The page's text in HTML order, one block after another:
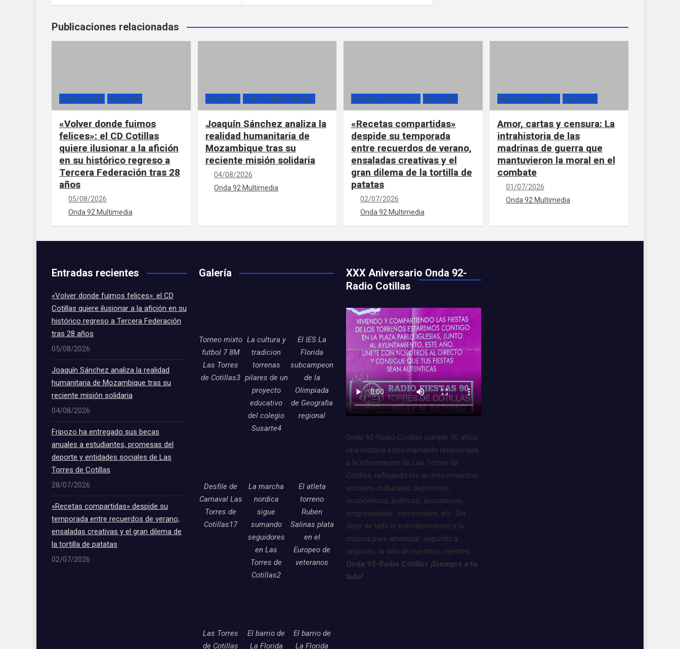
Publicaciones relacionadas
CONTRAGOLPE SECCIONES
«Volver donde fuimos
felices»: el CD Cotillas
quiere ilusionar a la afición
en su histórico regreso a
Tercera Federación tras 28
años
05/08/2026
Onda 92 Multimedia
SECCIONES TIEMPOS DE ESPERANZA
Joaquín Sánchez analiza la
realidad humanitaria de
Mozambique tras su
reciente misión solidaria
04/08/2026
Onda 92 Multimedia
RECETAS COMPARTIDAS SECCIONES
«Recetas compartidas»
despide su temporada
entre recuerdos de verano,
ensaladas creativas y el
gran dilema de la tortilla de
patatas
02/07/2026
Onda 92 Multimedia
RELATOS EN LA ONDA SECCIONES
Amor, cartas y censura: La
intrahistoria de las
madrinas de guerra que
mantuvieron la moral en el
combate
01/07/2026
Onda 92 Multimedia
Entradas recientes
«Volver donde fuimos felices»: el CD
Cotillas quiere ilusionar a la afición en su
histórico regreso a Tercera Federación
tras 28 años
05/08/2026
Joaquín Sánchez analiza la realidad
humanitaria de Mozambique tras su
reciente misión solidaria
04/08/2026
Fripozo ha entregado sus becas
anuales a estudiantes, promesas del
deporte y entidades sociales de Las
Torres de Cotillas
28/07/2026
«Recetas compartidas» despide su
temporada entre recuerdos de verano,
ensaladas creativas y el gran dilema de
la tortilla de patatas
02/07/2026
Galería
Torneo mixto
futbol 7 8M
Las Torres
de Cotillas3
La cultura y
tradicion
torrenas
pilares de un
proyecto
educativo
del colegio
Susarte4
El IES La
Florida
subcampeon
de la
Olimpiada
de Geografia
regional
Desfile de
Carnaval Las
Torres de
Cotillas17
La marcha
nordica
sigue
sumando
seguidores
en Las
Torres de
Cotillas2
El atleta
torreno
Ruben
Salinas plata
en el
Europeo de
veteranos
Las Torres
de Cotillas
El barrio de
La Florida
El barrio de
La Florida
XXX Aniversario Onda 92-
Radio Cotillas
Onda 92-Radio Cotillas cumple 30 años.
Una historia estrechamente relacionada
a la información de Las Torres de
Cotillas, reflejando los acontecimientos
sociales, culturales, deportivos,
económicos, políticos, asociativos,
empresariales, comerciales, etc. Sin
dejar de lado el entretenimiento y la
música para amenizar, segundo a
segundo, la vida de nuestros oyentes.
Onda 92-Radio Cotillas ¡Siempre a tu
lado!